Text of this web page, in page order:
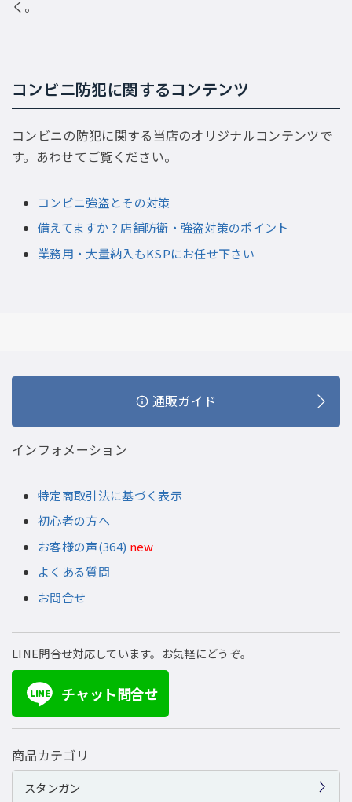
く。
コンビニ防犯に関するコンテンツ
コンビニの防犯に関する当店のオリジナルコンテンツで
す。あわせてご覧ください。
コンビニ強盗とその対策
備えてますか？店舗防衛・強盗対策のポイント
業務用・大量納入もKSPにお任せ下さい
通販ガイド
インフォメーション
特定商取引法に基づく表示
初心者の方へ
お客様の声(364) new
よくある質問
お問合せ
LINE問合せ対応しています。お気軽にどうぞ。
LINE チャット問合せ
商品カテゴリ
スタンガン